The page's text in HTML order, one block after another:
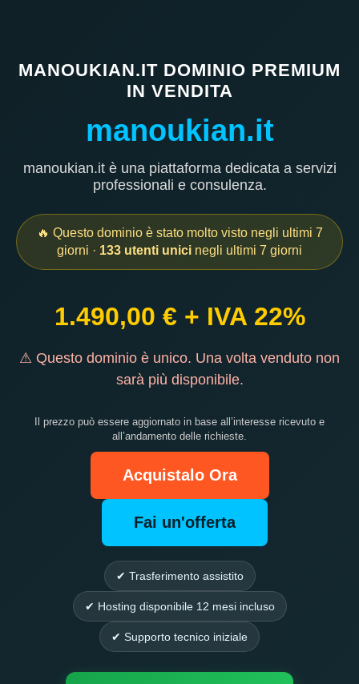
MANOUKIAN.IT DOMINIO PREMIUM
IN VENDITA
manoukian.it
manoukian.it è una piattaforma dedicata a servizi
professionali e consulenza.
🔥 Questo dominio è stato molto visto negli ultimi 7
giorni · 133 utenti unici negli ultimi 7 giorni
1.490,00 € + IVA 22%
⚠ Questo dominio è unico. Una volta venduto non
sarà più disponibile.
Il prezzo può essere aggiornato in base all’interesse ricevuto e
all’andamento delle richieste.
Acquistalo Ora
Fai un'offerta
✔ Trasferimento assistito
✔ Hosting disponibile 12 mesi incluso
✔ Supporto tecnico iniziale